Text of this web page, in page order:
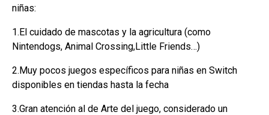
niñas:
1.El cuidado de mascotas y la agricultura (como
Nintendogs, Animal Crossing,Little Friends…)
2.Muy pocos juegos específicos para niñas en Switch
disponibles en tiendas hasta la fecha
3.Gran atención al de Arte del juego, considerado un